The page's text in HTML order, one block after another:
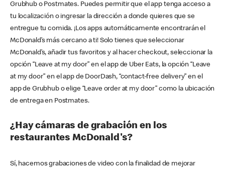
Grubhub o Postmates. Puedes permitir que el app tenga acceso a
tu localización o ingresar la dirección a donde quieres que se
entregue tu comida. ¡Los apps automáticamente encontrarán el
McDonald’s más cercano a ti! Solo tienes que seleccionar
McDonald’s, añadir tus favoritos y al hacer checkout, seleccionar la
opción “Leave at my door” en el app de Uber Eats, la opción “Leave
at my door” en el app de DoorDash, “contact-free delivery” en el
app de Grubhub o elige “Leave order at my door” como la ubicación
de entrega en Postmates.
¿Hay cámaras de grabación en los
restaurantes McDonald's?
Sí, hacemos grabaciones de video con la finalidad de mejorar